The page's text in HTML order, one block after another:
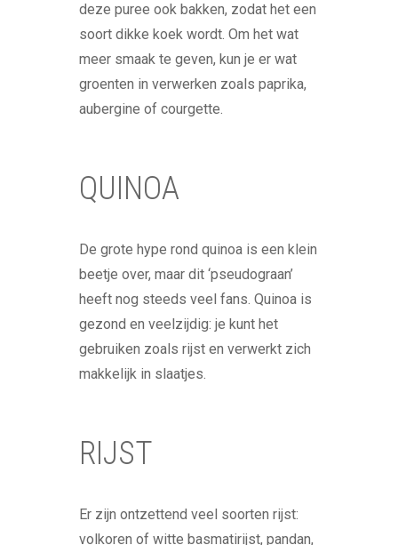
deze puree ook bakken, zodat het een
soort dikke koek wordt. Om het wat
meer smaak te geven, kun je er wat
groenten in verwerken zoals paprika,
aubergine of courgette.
QUINOA
De grote hype rond quinoa is een klein
beetje over, maar dit ‘pseudograan’
heeft nog steeds veel fans. Quinoa is
gezond en veelzijdig: je kunt het
gebruiken zoals rijst en verwerkt zich
makkelijk in slaatjes.
RIJST
Er zijn ontzettend veel soorten rijst:
volkoren of witte basmatirijst, pandan,